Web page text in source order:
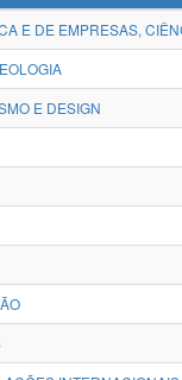
E DE EMPRESAS,
E DESIGN